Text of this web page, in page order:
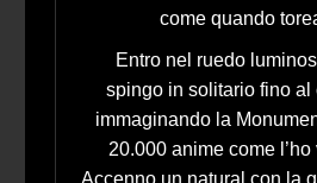
come quando
Entro nel ruedo
spingo in solitario fino al
immaginando la
20.000 anime come
Accenno un natural con la